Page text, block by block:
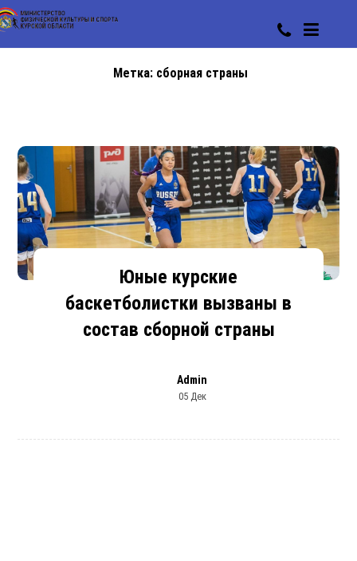
Метка: сборная страны
Юные курские
баскетболистки вызваны в
состав сборной страны
Admin
05 Дек